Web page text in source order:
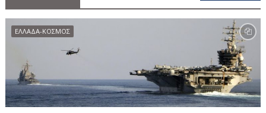
ΕΛΛΑΔΑ-ΚΟΣΜΟΣ